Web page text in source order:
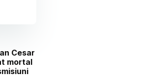
Cesar
mortal